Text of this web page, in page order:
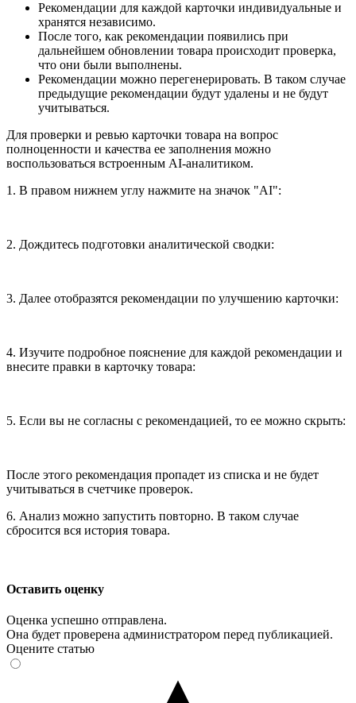
Рекомендации для каждой карточки индивидуальные и
хранятся независимо.
После того, как рекомендации появились при
дальнейшем обновлении товара происходит проверка,
что они были выполнены.
Рекомендации можно перегенерировать. В таком случае
предыдущие рекомендации будут удалены и не будут
учитываться.
Для проверки и ревью карточки товара на вопрос
полноценности и качества ее заполнения можно
воспользоваться встроенным AI-аналитиком.
1. В правом нижнем углу нажмите на значок "AI":
2. Дождитесь подготовки аналитической сводки:
3. Далее отобразятся рекомендации по улучшению карточки:
4. Изучите подробное пояснение для каждой рекомендации и
внесите правки в карточку товара:
5. Если вы не согласны с рекомендацией, то ее можно скрыть:
После этого рекомендация пропадет из списка и не будет
учитываться в счетчике проверок.
6. Анализ можно запустить повторно. В таком случае
сбросится вся история товара.
Оставить оценку
Оценка успешно отправлена.
Она будет проверена администратором перед публикацией.
Оцените статью